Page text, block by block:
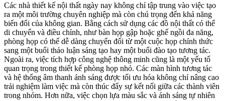
Các nhà thiết kế nội thất ngày nay không chỉ tập trung vào việc tạo
ra một môi trường chuyên nghiệp mà còn chú trọng đến khả năng
biến đổi của không gian. Bằng cách sử dụng các đồ nội thất có thể
di chuyển và điều chỉnh, như bàn họp gập hoặc ghế ngồi đa năng,
phòng họp có thể dễ dàng chuyển đổi từ một cuộc họp chính thức
sang một buổi thảo luận sáng tạo hay một buổi đào tạo tương tác.
Ngoài ra, việc tích hợp công nghệ thông minh cũng là một yếu tố
quan trọng trong thiết kế phòng họp nhỏ. Các màn hình tương tác
và hệ thống âm thanh ánh sáng được tối ưu hóa không chỉ nâng cao
trải nghiệm làm việc mà còn thúc đẩy sự kết nối giữa các thành viên
trong nhóm. Hơn nữa, việc chọn lựa màu sắc và ánh sáng tự nhiên